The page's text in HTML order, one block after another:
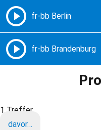
Freie Radios –
1 Treffer
davor…